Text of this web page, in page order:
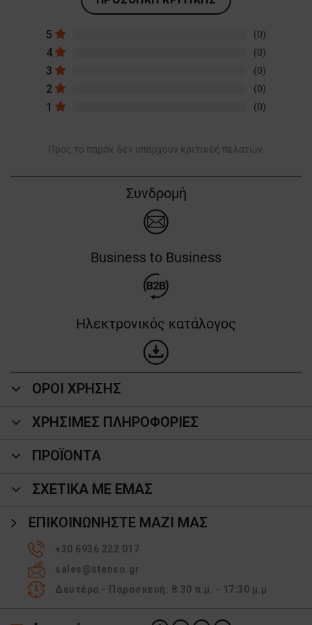
5 (0)
4 (0)
3 (0)
2 (0)
1 (0)
Προς το παρόν, δεν υπάρχουν κριτικές πελατών.
Συνδρομή
Business to Business
Ηλεκτρονικός κατάλογος
ΟΡΟΙ ΧΡΗΣΗΣ
ΧΡΗΣΙΜΕΣ ΠΛΗΡΟΦΟΡΙΕΣ
ΠΡΟΪΌΝΤΑ
ΣΧΕΤΙΚΑ ΜΕ ΕΜΑΣ
ΕΠΙΚΟΙΝΩΝΉΣΤΕ ΜΑΖΊ ΜΑΣ
+30 6936 222 017
sales@stenso.gr
Δευτέρα - Παρασκευή: 8:30 π.μ. - 17:30 μ.μ